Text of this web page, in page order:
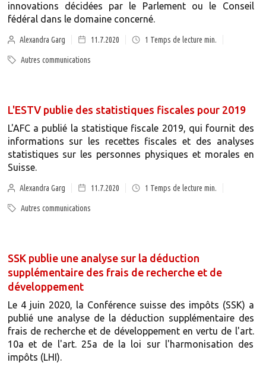
innovations décidées par le Parlement ou le Conseil
fédéral dans le domaine concerné.
Alexandra Garg 11.7.2020 1 Temps de lecture min.
Autres communications
L'ESTV publie des statistiques fiscales pour 2019
L'AFC a publié la statistique fiscale 2019, qui fournit des
informations sur les recettes fiscales et des analyses
statistiques sur les personnes physiques et morales en
Suisse.
Alexandra Garg 11.7.2020 1 Temps de lecture min.
Autres communications
SSK publie une analyse sur la déduction
supplémentaire des frais de recherche et de
développement
Le 4 juin 2020, la Conférence suisse des impôts (SSK) a
publié une analyse de la déduction supplémentaire des
frais de recherche et de développement en vertu de l'art.
10a et de l'art. 25a de la loi sur l'harmonisation des
impôts (LHI).